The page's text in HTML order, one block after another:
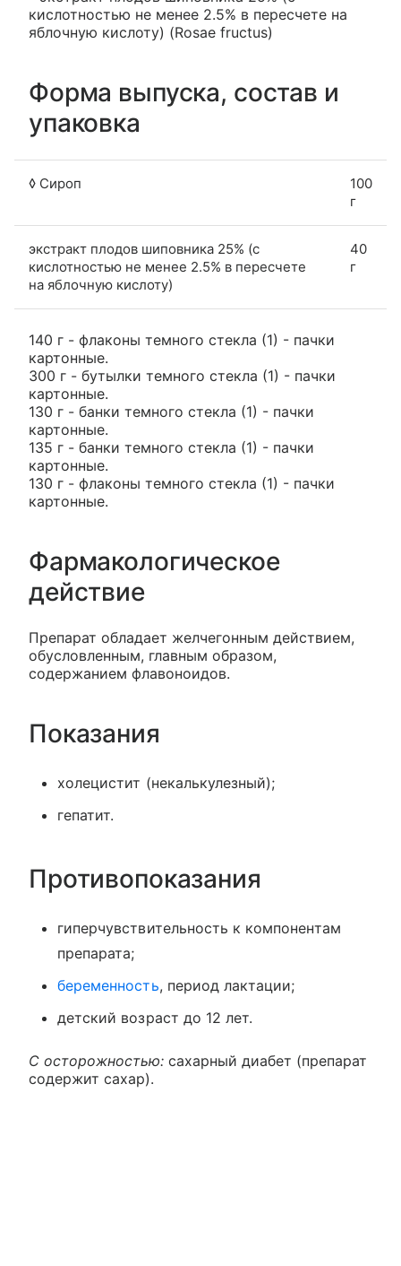
кислотностью не менее 2.5% в пересчете на
яблочную кислоту) (Rosae fructus)
Форма выпуска, состав и
упаковка
◊ Сироп
100
г
экстракт плодов шиповника 25% (с
кислотностью не менее 2.5% в пересчете
на яблочную кислоту)
40
г
140 г - флаконы темного стекла (1) - пачки
картонные.
300 г - бутылки темного стекла (1) - пачки
картонные.
130 г - банки темного стекла (1) - пачки
картонные.
135 г - банки темного стекла (1) - пачки
картонные.
130 г - флаконы темного стекла (1) - пачки
картонные.
Фармакологическое
действие
Препарат обладает желчегонным действием,
обусловленным, главным образом,
содержанием флавоноидов.
Показания
холецистит (некалькулезный);
гепатит.
Противопоказания
гиперчувствительность к компонентам
препарата;
беременность, период лактации;
детский возраст до 12 лет.
С осторожностью: сахарный диабет (препарат
содержит сахар).